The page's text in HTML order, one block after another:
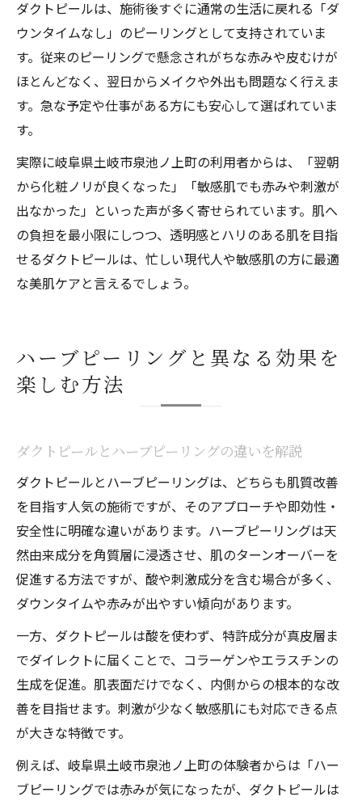
ダクトピールは、施術後すぐに通常の生活に戻れる「ダ
ウンタイムなし」のピーリングとして支持されていま
す。従来のピーリングで懸念されがちな赤みや皮むけが
ほとんどなく、翌日からメイクや外出も問題なく行えま
す。急な予定や仕事がある方にも安心して選ばれていま
す。
実際に岐阜県土岐市泉池ノ上町の利用者からは、「翌朝
から化粧ノリが良くなった」「敏感肌でも赤みや刺激が
出なかった」といった声が多く寄せられています。肌へ
の負担を最小限にしつつ、透明感とハリのある肌を目指
せるダクトピールは、忙しい現代人や敏感肌の方に最適
な美肌ケアと言えるでしょう。
ハーブピーリングと異なる効果を
楽しむ方法
ダクトピールとハーブピーリングの違いを解説
ダクトピールとハーブピーリングは、どちらも肌質改善
を目指す人気の施術ですが、そのアプローチや即効性・
安全性に明確な違いがあります。ハーブピーリングは天
然由来成分を角質層に浸透させ、肌のターンオーバーを
促進する方法ですが、酸や刺激成分を含む場合が多く、
ダウンタイムや赤みが出やすい傾向があります。
一方、ダクトピールは酸を使わず、特許成分が真皮層ま
でダイレクトに届くことで、コラーゲンやエラスチンの
生成を促進。肌表面だけでなく、内側からの根本的な改
善を目指せます。刺激が少なく敏感肌にも対応できる点
が大きな特徴です。
例えば、岐阜県土岐市泉池ノ上町の体験者からは「ハー
ブピーリングでは赤みが気になったが、ダクトピールは